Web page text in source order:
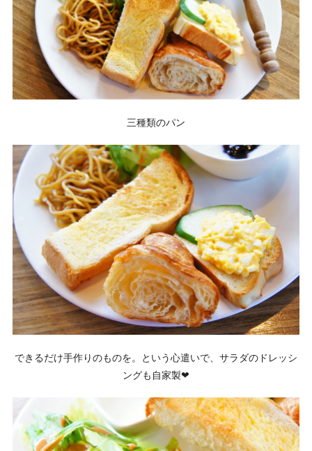
三種類のパン
できるだけ手作りのものを。という心遣いで、サラダのドレッシ
ングも自家製❤